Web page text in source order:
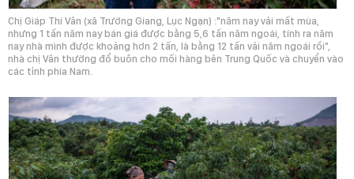
Chị Giáp Thi Vân (xã Trường Giang, Lục Ngạn) :"năm nay vải mất mùa,
nhưng 1 tấn năm nay bán giá được bằng 5,6 tấn năm ngoái, tính ra năm
nay nhà mình được khoảng hơn 2 tấn, là bằng 12 tấn vải năm ngoái rồi",
nhà chị Vân thường đổ buôn cho mối hàng bên Trung Quốc và chuyển vào
các tỉnh phía Nam.